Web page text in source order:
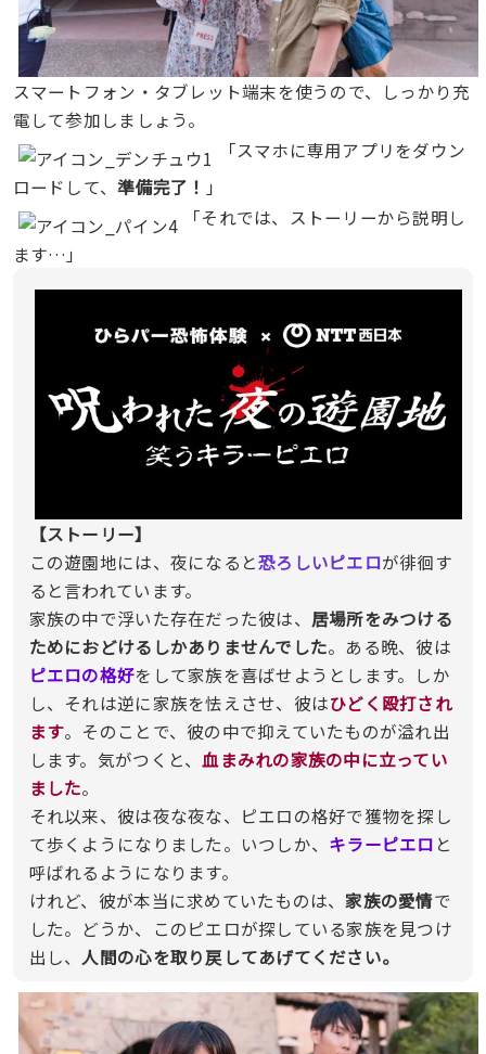
スマートフォン・タブレット端末を使うので、しっかり充
電して参加しましょう。
「スマホに専用アプリをダウン
ロードして、準備完了！ 」
「それでは、ストーリーから説明し
ます…」
【ストーリー】
この遊園地には、夜になると恐ろしいピエロが徘徊す
ると言われています。
家族の中で浮いた存在だった彼は、 居場所をみつける
ためにおどけるしかありませんでした。ある晩、彼は
ピエロの格好をして家族を喜ばせようとします。しか
し、それは逆に家族を怯えさせ、彼はひどく殴打され
ます。そのことで、彼の中で抑えていたものが溢れ出
します。気がつくと、血まみれの家族の中に立ってい
ました。
それ以来、彼は夜な夜な、ピエロの格好で獲物を探し
て歩くようになりました。いつしか、 キラーピエロ と
呼ばれるようになります。
けれど、彼が本当に求めていたものは、家族の愛情で
した。どうか、このピエロが探している家族を見つけ
出し、 人間の心を取り戻してあげてください。